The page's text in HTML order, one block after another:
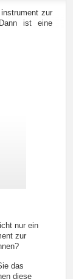
zur
ist eine
nur ein
zur
das
diese